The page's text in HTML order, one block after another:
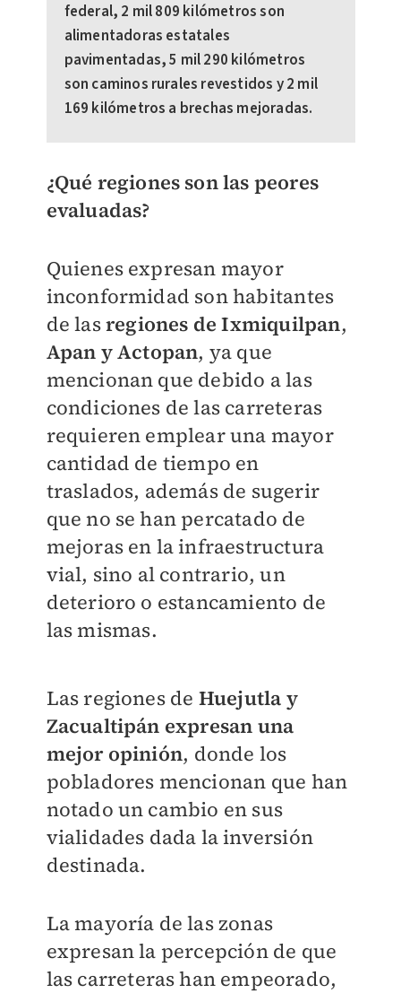
federal, 2 mil 809 kilómetros son
alimentadoras estatales
pavimentadas, 5 mil 290 kilómetros
son caminos rurales revestidos y 2 mil
169 kilómetros a brechas mejoradas.
¿Qué regiones son las peores
evaluadas?
Quienes expresan mayor
inconformidad son habitantes
de lasregiones de Ixmiquilpan,
Apan y Actopan, ya que
mencionan que debido a las
condiciones de las carreteras
requieren emplear una mayor
cantidad de tiempo en
traslados, además de sugerir
que no se han percatado de
mejoras en la infraestructura
vial, sino al contrario, un
deterioro o estancamiento de
las mismas.
Las regiones de Huejutla y
Zacualtipán expresan una
mejor opinión, donde los
pobladores mencionan que han
notado un cambio en sus
vialidades dada la inversión
destinada.
La mayoría de las zonas
expresan la percepción de que
las carreteras han empeorado,